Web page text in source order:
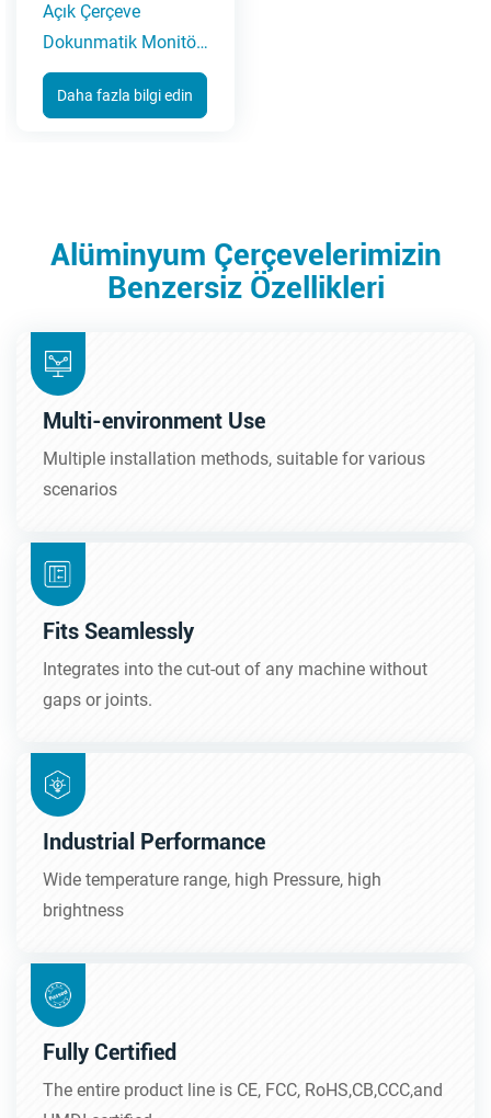
Açık Çerçeve
Dokunmatik Monitör
15-23,6 İnç(5A Serisi)
Daha fazla bilgi edin
Alüminyum Çerçevelerimizin
Benzersiz Özellikleri
Multi-environment Use
Multiple installation methods, suitable for various
scenarios
Fits Seamlessly
Integrates into the cut-out of any machine without
gaps or joints.
Industrial Performance
Wide temperature range, high Pressure, high
brightness
Fully Certified
The entire product line is CE, FCC, RoHS,CB,CCC,and